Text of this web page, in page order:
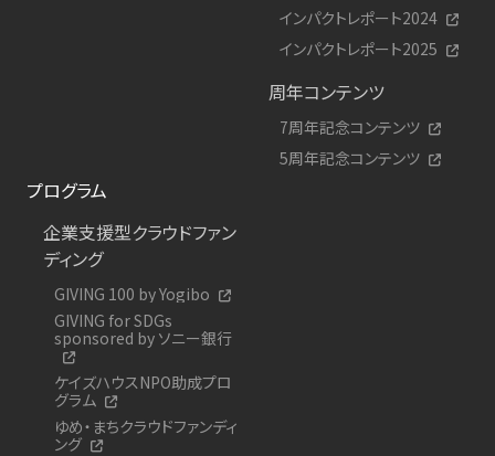
インパクトレポート2024
インパクトレポート2025
周年コンテンツ
7周年記念コンテンツ
5周年記念コンテンツ
プログラム
企業支援型クラウドファン
ディング
GIVING 100 by Yogibo
GIVING for SDGs
sponsored by ソニー銀行
ケイズハウスNPO助成プロ
グラム
ゆめ・まちクラウドファンディ
ング